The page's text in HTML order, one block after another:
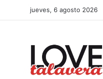
jueves, 6 agosto 2026